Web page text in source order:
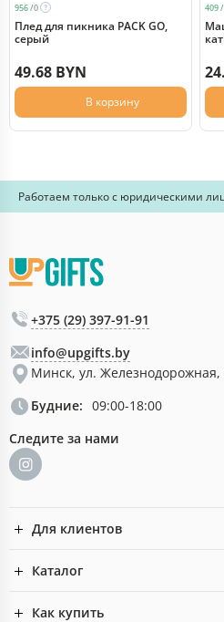
956 /0
Плед для пикника PACK GO,
серый
49.68 BYN
В корзину
409 /
Работаем только с юридическими
+375 (29) 397-91-91
info@upgifts.by
Минск, ул. Железнодорожная,
Будние: 09:00-18:00
Следите за нами
Для клиентов
Каталог
Как купить